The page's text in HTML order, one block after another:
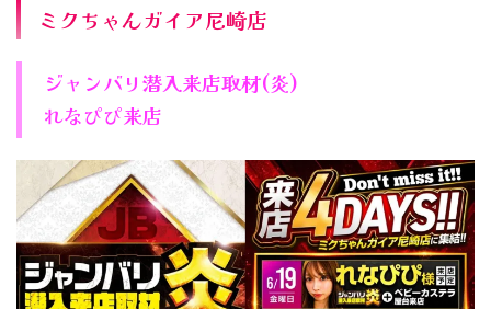
ミクちゃんガイア尼崎店
ジャンバリ潜入来店取材(炎)
れなぴぴ来店